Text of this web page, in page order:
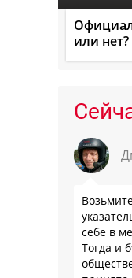
или
себе в
Тогда и